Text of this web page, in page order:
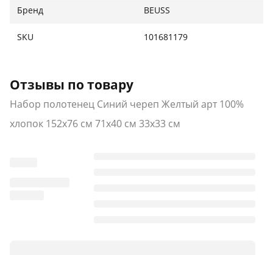
Бренд BEUSS
SKU 101681179
Отзывы по товару
Набор полотенец Синий череп Желтый арт 100%
хлопок 152х76 см 71х40 см 33х33 см